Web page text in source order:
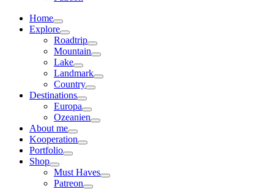
Home
Explore
Roadtrip
Mountain
Lake
Landmark
Country
Destinations
Europa
Ozeanien
About me
Kooperation
Portfolio
Shop
Must Haves
Patreon